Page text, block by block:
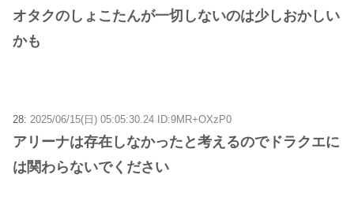
オタクのしょこたんが一切しないのは少しおかしい
かも
28: 2025/06/15(日) 05:05:30.24 ID:9MR+OXzP0
アリーナは存在しなかったと考えるのでドラクエに
は関わらないでください